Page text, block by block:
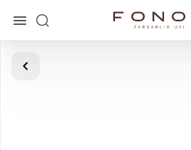
Asosiy